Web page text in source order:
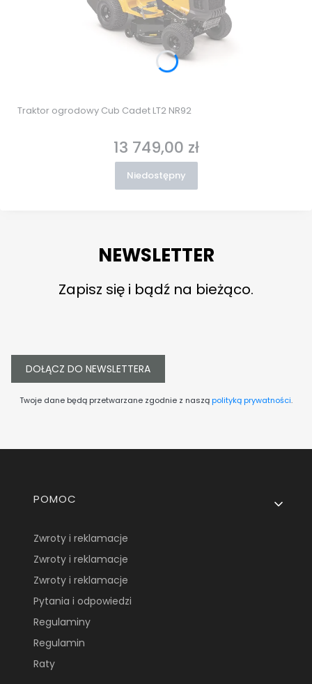
Traktor ogrodowy Cub Cadet LT2 NR92
Cena
13 749,00 zł
Niedostępny
NEWSLETTER
Zapisz się i bądź na bieżąco.
DOŁĄCZ DO NEWSLETTERA
Twoje dane będą przetwarzane zgodnie z nasząpolityką prywatności.
Linki w stopce
POMOC
Zwroty i reklamacje
Zwroty i reklamacje
Zwroty i reklamacje
Pytania i odpowiedzi
Regulaminy
Regulamin
Raty